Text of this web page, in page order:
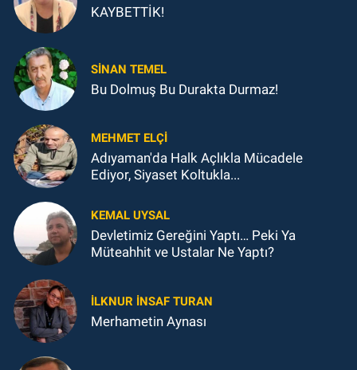
KAYBETTİK!
SINAN TEMEL
Bu Dolmuş Bu Durakta Durmaz!
MEHMET ELÇI
Adıyaman'da Halk Açlıkla Mücadele
Ediyor, Siyaset Koltukla...
KEMAL UYSAL
Devletimiz Gereğini Yaptı… Peki Ya
Müteahhit ve Ustalar Ne Yaptı?
İLKNUR İNSAF TURAN
Merhametin Aynası